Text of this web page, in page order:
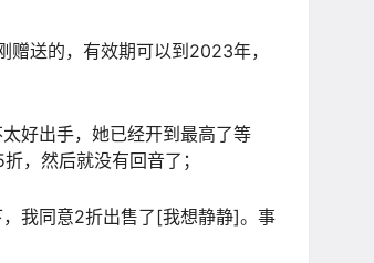
送的，有效期可以到2023年，
好出手，她已经开到最高了等
，然后就没有回音了；
我同意2折出售了[我想静静]。事